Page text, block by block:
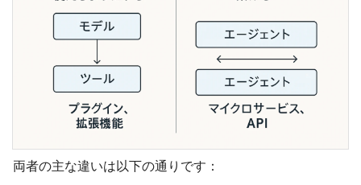
両者の主な違いは以下の通りです：